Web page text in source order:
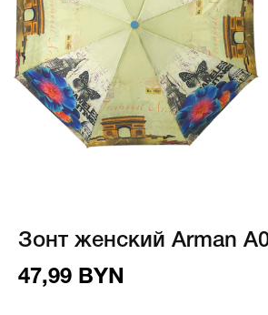
Зонт женский Arman
47,99 BYN